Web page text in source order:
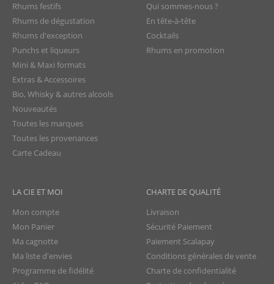
Rhums festifs
Rhums de dégustation
Rhums d'exception
Punchs et liqueurs
Mini & Maxi formats
Extras & Accessoires
Bio, Whisky & autres alcools
Nouveautés
Toutes les marques
Toutes les provenances
Carte Cadeau
Qui sommes-nous ?
En tête-à-tête
Cocktails
Rhums en promotion
LA CIE ET MOI
Mon compte
Mon Panier
Ma cagnotte
Ma liste d'envies
Programme de fidélité
CHARTE DE QUALITÉ
Livraison
Sécurité Paiement
Paiement Scalapay
Conditions générales de vente
Charte de confidentialité